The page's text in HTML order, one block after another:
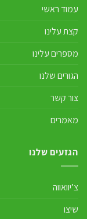
עמוד ראשי
קצת עלינו
מספרים עלינו
הגורים שלנו
צור קשר
מאמרים
הגזעים שלנו
צ’יוואווה
שיצו